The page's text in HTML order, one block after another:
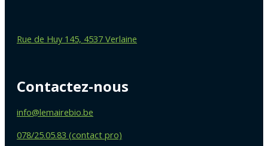
Rue de Huy 145, 4537 Verlaine
Contactez-nous
info@lemairebio.be
078/25.05.83 (contact pro)